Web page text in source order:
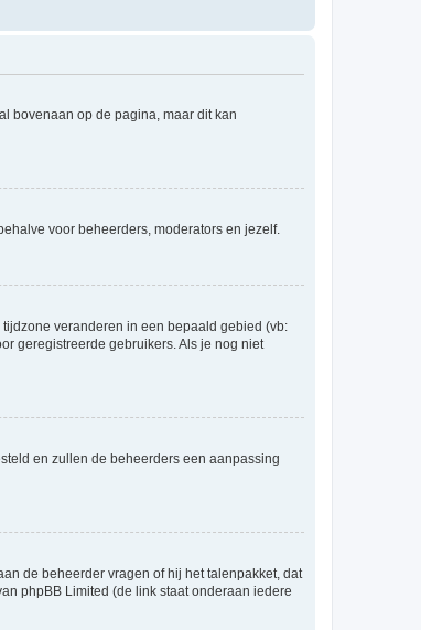
bovenaan op de pagina, maar dit kan
voor beheerders, moderators en jezelf.
veranderen in een bepaald gebied (vb:
geregistreerde gebruikers. Als je nog niet
en zullen de beheerders een aanpassing
de beheerder vragen of hij het talenpakket, dat
phpBB Limited (de link staat onderaan iedere